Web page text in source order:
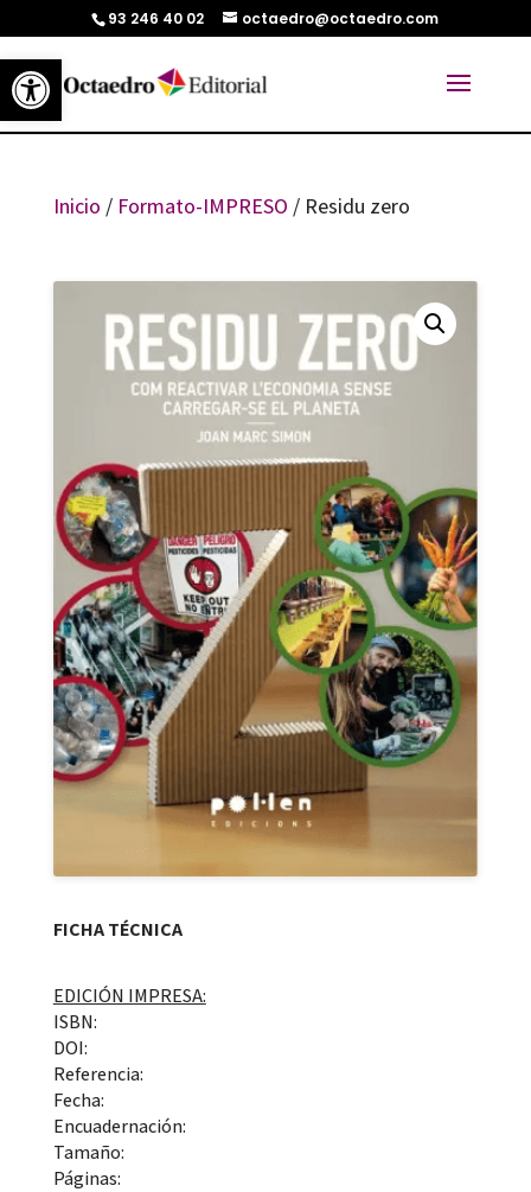
Abrir barra de herramientas
93 246 40 02 octaedro@octaedro.com
Inicio / Formato-IMPRESO / Residu zero
FICHA TÉCNICA
EDICIÓN IMPRESA:
ISBN:
DOI:
Referencia:
Fecha:
Encuadernación:
Tamaño:
Páginas: